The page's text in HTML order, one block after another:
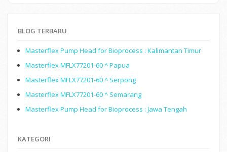
BLOG TERBARU
Masterflex Pump Head for Bioprocess : Kalimantan Timur
Masterflex MFLX77201-60 ^ Papua
Masterflex MFLX77201-60 ^ Serpong
Masterflex MFLX77201-60 ^ Semarang
Masterflex Pump Head for Bioprocess : Jawa Tengah
KATEGORI